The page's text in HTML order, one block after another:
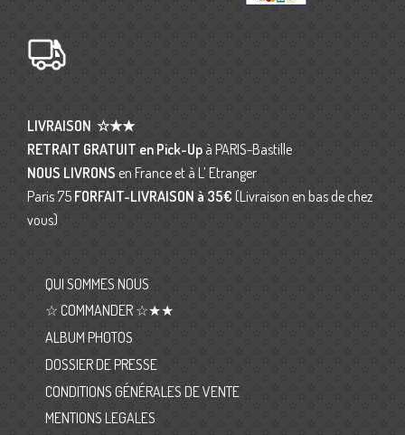
LIVRAISON ☆★★
RETRAIT GRATUIT en Pick-Up à PARIS-Bastille
NOUS LIVRONS en France et à L’ Etranger
Paris 75 FORFAIT-LIVRAISON à 35€ (Livraison en bas de chez
vous)
QUI SOMMES NOUS
☆ COMMANDER ☆★★
ALBUM PHOTOS
DOSSIER DE PRESSE
CONDITIONS GÉNÉRALES DE VENTE
MENTIONS LEGALES